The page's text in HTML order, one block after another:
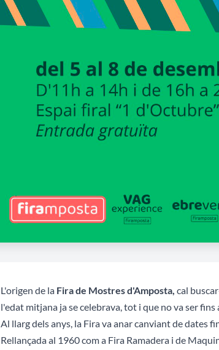
L'origen de la Fira de Mostres d'Amposta, cal
l'edat mitjana ja se celebrava, tot i que no va ser
Al llarg dels anys, la Fira va anar canviant de dates
Rellançada al 1960 com a Fira Ramadera i de